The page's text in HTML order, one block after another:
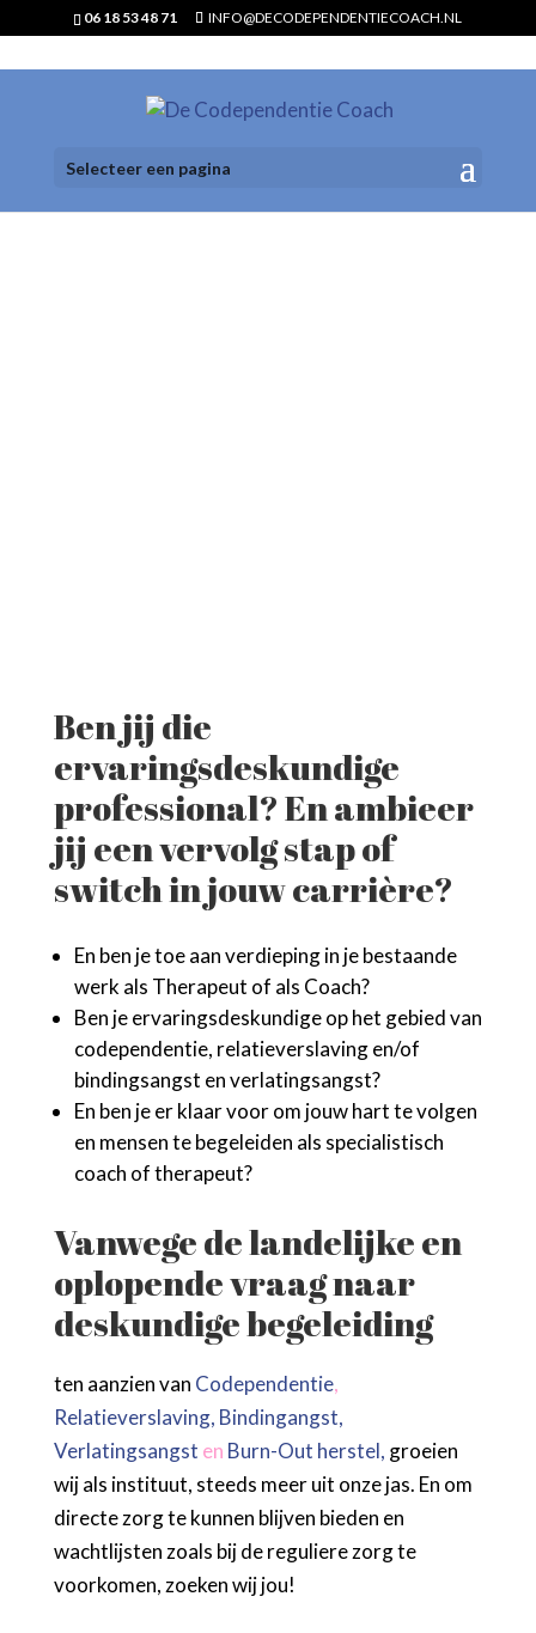
06 18 53 48 71 INFO@DECODEPENDENTIECOACH.NL
Selecteer een pagina
Ben jij die
ervaringsdeskundige
professional? En ambieer
jij een vervolg stap of
switch in jouw carrière?
En ben je toe aan verdieping in je bestaande
werk als Therapeut of als Coach?
Ben je ervaringsdeskundige op het gebied van
codependentie, relatieverslaving en/of
bindingsangst en verlatingsangst?
En ben je er klaar voor om jouw hart te volgen
en mensen te begeleiden als specialistisch
coach of therapeut?
Vanwege de landelijke en
oplopende vraag naar
deskundige begeleiding
ten aanzien van Codependentie,
Relatieverslaving, Bindingangst,
Verlatingsangst en Burn-Out herstel, groeien
wij als instituut, steeds meer uit onze jas. En om
directe zorg te kunnen blijven bieden en
wachtlijsten zoals bij de reguliere zorg te
voorkomen, zoeken wij jou!